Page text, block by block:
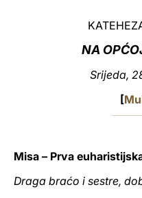
NA
Srijeda,
[
Misa – Prva
Draga braćo i sestre,